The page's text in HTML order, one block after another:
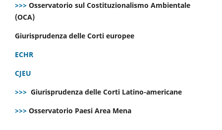
>>> Osservatorio sul Costituzionalismo Ambientale
(OCA)
Giurisprudenza delle Corti europee
ECHR
CJEU
>>> Giurisprudenza delle Corti Latino-americane
>>> Osservatorio Paesi Area Mena